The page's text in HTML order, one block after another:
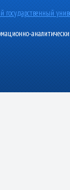
государственный